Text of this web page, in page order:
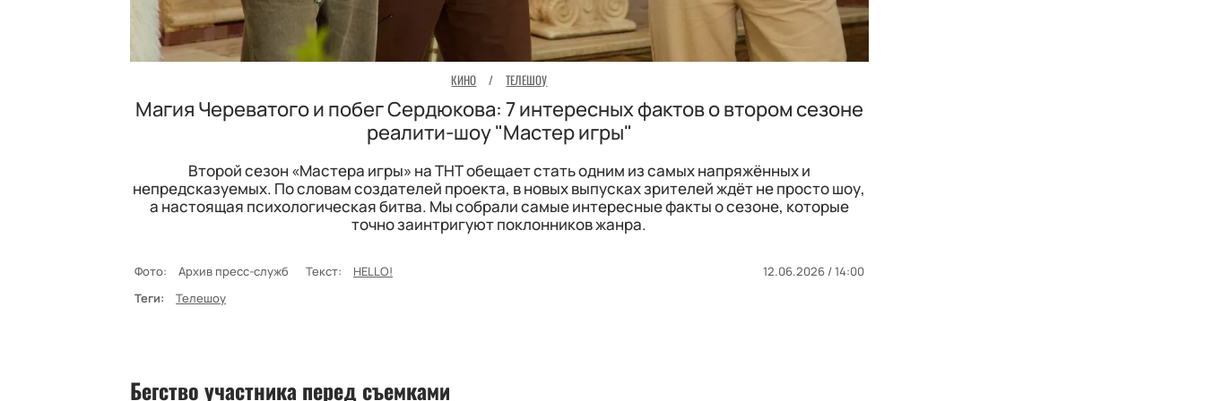
КИНО / ТЕЛЕШОУ
Магия Череватого и побег Сердюкова: 7 интересных фактов о втором сезоне
реалити-шоу "Мастер игры"
Второй сезон «Мастера игры» на ТНТ обещает стать одним из самых напряжённых и
непредсказуемых. По словам создателей проекта, в новых выпусках зрителей ждёт не просто шоу,
а настоящая психологическая битва. Мы собрали самые интересные факты о сезоне, которые
точно заинтригуют поклонников жанра.
Фото: Архив пресс-служб Текст: HELLO!
12.06.2026 / 14:00
Теги:
Телешоу
Бегство участника перед съемками